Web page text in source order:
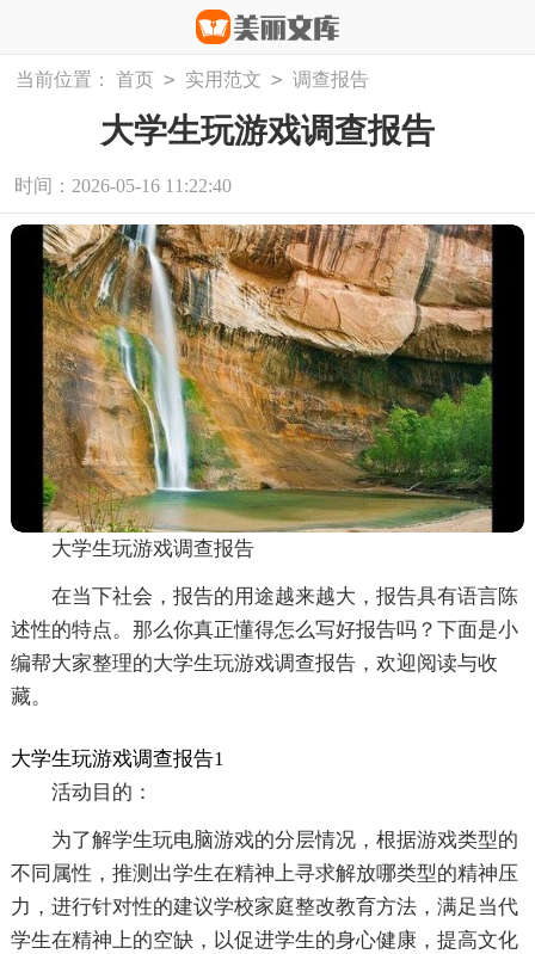
当前位置： 首页 > 实用范文 > 调查报告
大学生玩游戏调查报告
时间：2026-05-16 11:22:40
大学生玩游戏调查报告
在当下社会，报告的用途越来越大，报告具有语言陈
述性的特点。那么你真正懂得怎么写好报告吗？下面是小
编帮大家整理的大学生玩游戏调查报告，欢迎阅读与收
藏。
大学生玩游戏调查报告1
活动目的：
为了解学生玩电脑游戏的分层情况，根据游戏类型的
不同属性，推测出学生在精神上寻求解放哪类型的精神压
力，进行针对性的建议学校家庭整改教育方法，满足当代
学生在精神上的空缺，以促进学生的身心健康，提高文化